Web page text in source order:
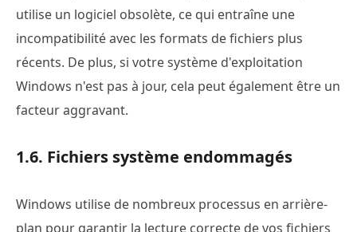
utilise un logiciel obsolète, ce qui entraîne une
incompatibilité avec les formats de fichiers plus
récents. De plus, si votre système d'exploitation
Windows n'est pas à jour, cela peut également être un
facteur aggravant.
1.6. Fichiers système endommagés
Windows utilise de nombreux processus en arrière-
plan pour garantir la lecture correcte de vos fichiers